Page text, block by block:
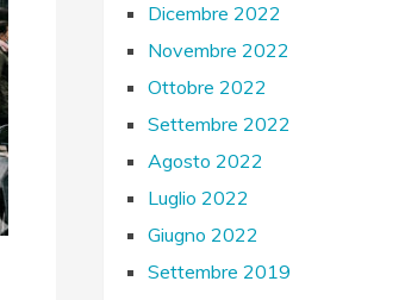
Dicembre 2022
Novembre 2022
Ottobre 2022
Settembre 2022
Agosto 2022
Luglio 2022
Giugno 2022
Settembre 2019